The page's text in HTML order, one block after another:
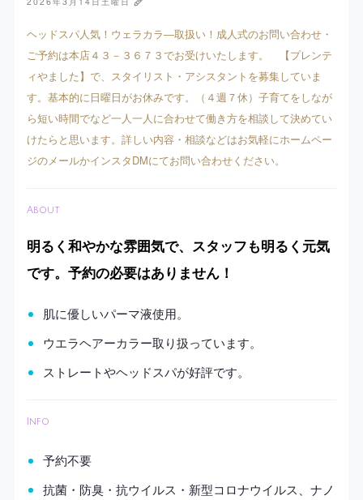
ヘッドスパ人気！ウェラカラ―取扱い！成人式のお問い合わせ・
ご予約は本店４３－３６７３でお受けいたします。 【プレンテ
ィやました】で、スタイリスト・アシスタントを募集していま
す。基本的に日曜日がお休みです。（４週７休）子育てをしなが
ら短い時間でなど一人一人に合わせて働き方を相談して決めてい
けたらと思います。詳しい内容・相談などはお気軽にホームペー
ジのメールかインスタDMにてお問い合わせください。
About
明るく和やかな雰囲気で、スタッフも明るく元気
です。予約の必要はありません！
肌に優しいパーマ液使用。
ウエラヘアーカラー取り扱っています。
ストレートやヘッドスパが好評です。
Info
予約不要
抗菌・防臭・抗ウイルス・新型コロナウイルス、ナノ